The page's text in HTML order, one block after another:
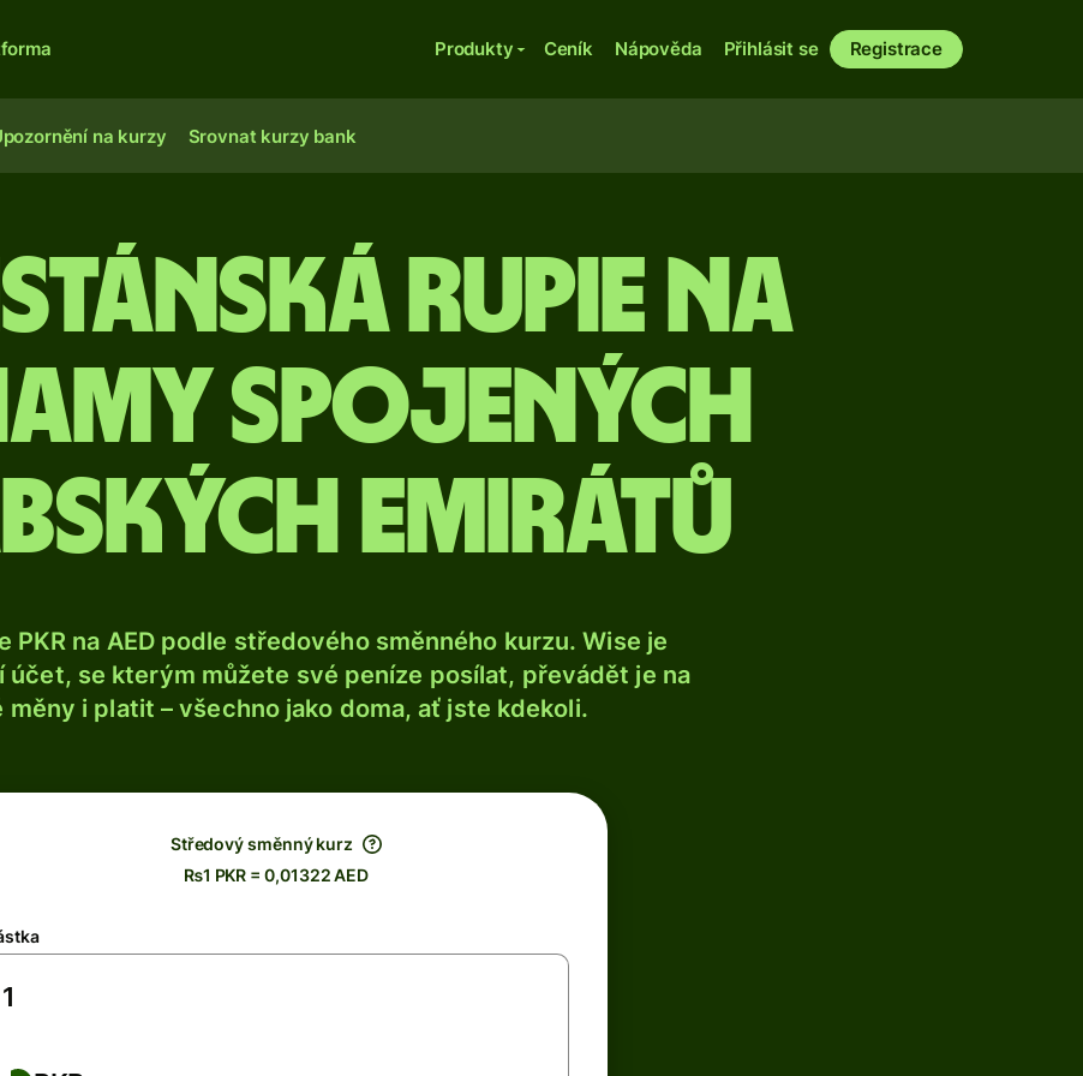
Produkty Ceník Nápověda Přihlásit se Registrace
na kurzy Srovnat kurzy bank
rupie na
Spojených
emirátů
PKR na AED podle středového směnného kurzu. Wise je
účet, se kterým můžete své peníze posílat, převádět je na
měny i platit – všechno jako doma, ať jste kdekoli.
Středový směnný kurz
₨1 PKR = 0,01322 AED